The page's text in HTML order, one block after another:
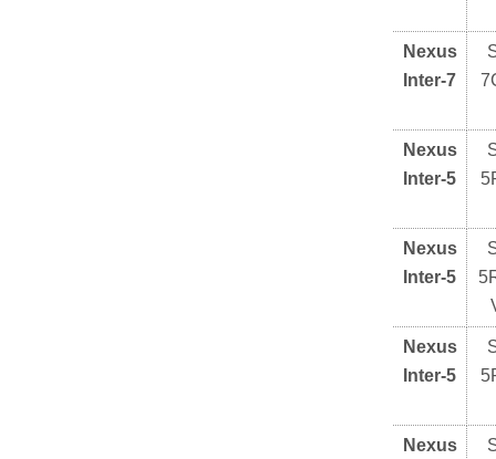
Nexus
Inter-7
Nexus
Inter-5
Nexus
Inter-5
Nexus
Inter-5
Nexus